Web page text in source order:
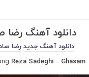
دانلود آهنگ
دانلود آهنگ جدید رضا
Reza Sadeghi – Ghasam